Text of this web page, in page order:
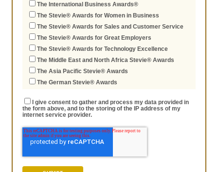
The International Business Awards®
The Stevie® Awards for Women in Business
The Stevie® Awards for Sales and Customer Service
The Stevie® Awards for Great Employers
The Stevie® Awards for Technology Excellence
The Middle East and North Africa Stevie® Awards
The Asia Pacific Stevie® Awards
The German Stevie® Awards
I give consent to gather and process my data provided in
the form above, and to the storing of the IP address of my
internet service provider.